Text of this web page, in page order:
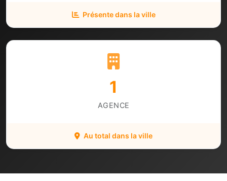
Présente dans la ville
1
AGENCE
Au total dans la ville